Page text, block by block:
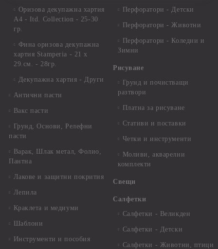
Оризова декупажна хартия
А4 - Itd. Collection - 25-30
гр.
Фина оризова декупажна
хартия Stamperia - 21 х
29.см. - 28гр.
Декупажна хартия - Други
Антични пасти
Вакс пасти
Грунд, Основи, Релефни
пасти
Варак, Шлак метал, Фолио,
Пантна
Лакове и защитни покрития
Лепила
Краклета и медиуми
Шаблони
Инструменти и пособия
Перфоратори - Детски
Перфоратори - Животни
Перфоратори - Коледни и
Зимни
Рисуване
Грунд и почистващи
разтвори
Платна за рисуване
Стативи и поставки
Четки и инструменти
Моливи, акварелни
комплекти
Свещи
Салфетки
Салфетки - Великден
Салфетки - Детски
Салфетки - Животни, птици